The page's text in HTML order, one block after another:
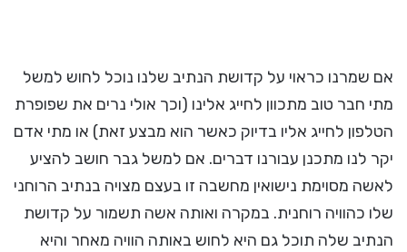
אם שמרנו כראוי על קדושת הנתיב שלנו נוכל לחוש למשל
מתי חבר טוב מתכוון לחייג אלינו (וכך אולי נרים את שפופרת
הטלפון לחייג אליו בדיוק כאשר הוא מבצע זאת) או מתי אדם
יקר לנו מתכנן עבורנו דברים. אם למשל גבר חושב להציע
לאשה מסוימת נישואין מחשבה זו בעצם מצויה בנתיב הרוחני
שלו כהוויה רוחנית. במקרה ואותה אשה תשמור על קדושת
הנתיב שלה תוכל גם היא לחוש באותה הוויה מאחר והיא